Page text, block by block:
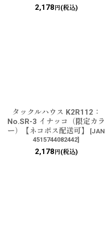
2,178 円(税込)
タックルハウス K2R112：
No.SR-3 イナッコ（限定カラ
ー）【ネコポス配送可】
[JAN
4515744082442]
2,178 円(税込)